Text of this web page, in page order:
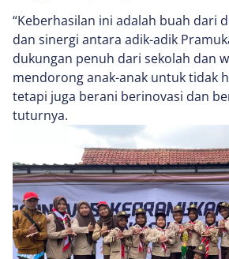
“Keberhasilan ini adalah buah dari
dan sinergi antara adik-adik
dukungan penuh dari sekolah dan
mendorong anak-anak untuk tidak
tetapi juga berani berinovasi dan
tuturnya.